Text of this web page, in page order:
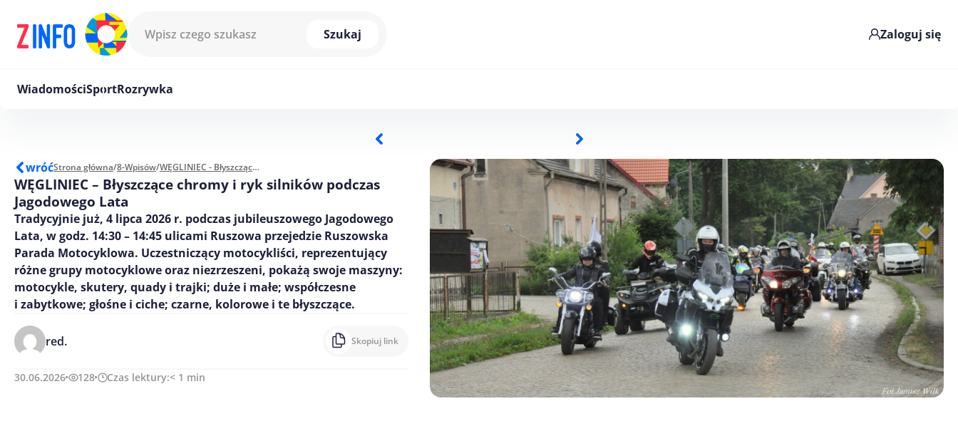
Szukaj
Zaloguj się
WiadomościSportRozrywka
wróćStrona główna/8-Wpisów/ WĘGLINIEC - Błyszczące chromy i ryk silników podczas Jagodowego Lata
WĘGLINIEC – Błyszczące chromy i ryk silników podczas
Jagodowego Lata
Tradycyjnie już, 4 lipca 2026 r. podczas jubileuszowego Jagodowego
Lata, w godz. 14:30 – 14:45 ulicami Ruszowa przejedzie Ruszowska
Parada Motocyklowa. Uczestniczący motocykliści, reprezentujący
różne grupy motocyklowe oraz niezrzeszeni, pokażą swoje maszyny:
motocykle, skutery, quady i trajki; duże i małe; współczesne
i zabytkowe; głośne i ciche; czarne, kolorowe i te błyszczące.
red. Skopiuj link
30.06.2026 128 Czas lektury:< 1 min